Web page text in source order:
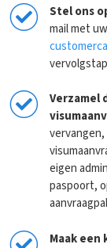
Stel ons
mail met
Verzamel
eigen
paspoort,
Maak